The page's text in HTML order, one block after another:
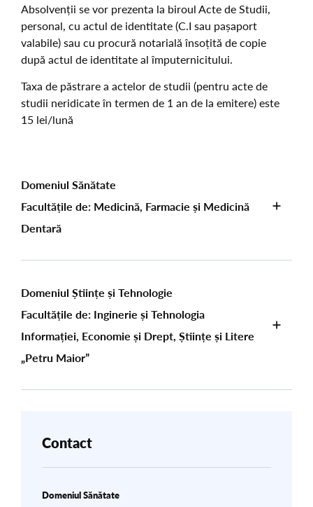
Absolvenții se vor prezenta la biroul Acte de Studii,
personal, cu actul de identitate (C.I sau pașaport
valabile) sau cu procură notarială însoțită de copie
după actul de identitate al împuternicitului.
Taxa de păstrare a actelor de studii (pentru acte de
studii neridicate în termen de 1 an de la emitere) este
15 lei/lună
Domeniul Sănătate
Facultățile de: Medicină, Farmacie și Medicină
Dentară
Domeniul Științe și Tehnologie
Facultățile de: Inginerie și Tehnologia
Informației, Economie și Drept, Științe și Litere
„Petru Maior”
Contact
Domeniul Sănătate